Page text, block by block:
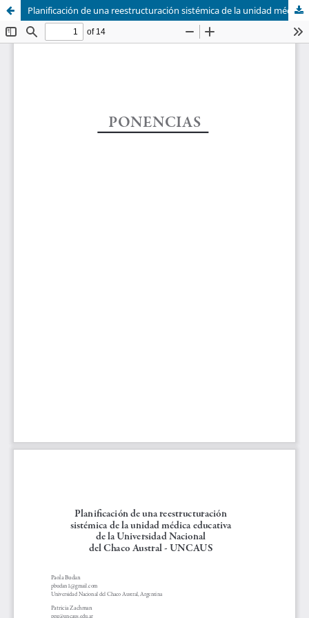
Planificación de una reestructuración sistémica de la unidad médica educativa de la Universidad Nacional del Chaco Austral - UNCAUS